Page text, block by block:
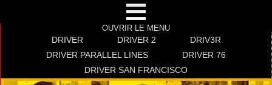
OUVRIR LE MENU
DRIVER DRIVER 2
DRIV3R
DRIVER PARALLEL LINES
DRIVER 76
DRIVER SAN FRANCISCO